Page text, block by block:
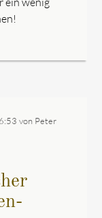
von Peter